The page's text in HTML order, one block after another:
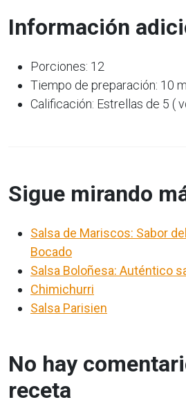
Información
Porciones: 12
Tiempo de preparación: 10
Calificación: Estrellas de 5 (
Sigue mirando
Salsa de Mariscos: Sabor
Bocado
Salsa Boloñesa: Auténtico
Chimichurri
Salsa Parisien
No hay
receta